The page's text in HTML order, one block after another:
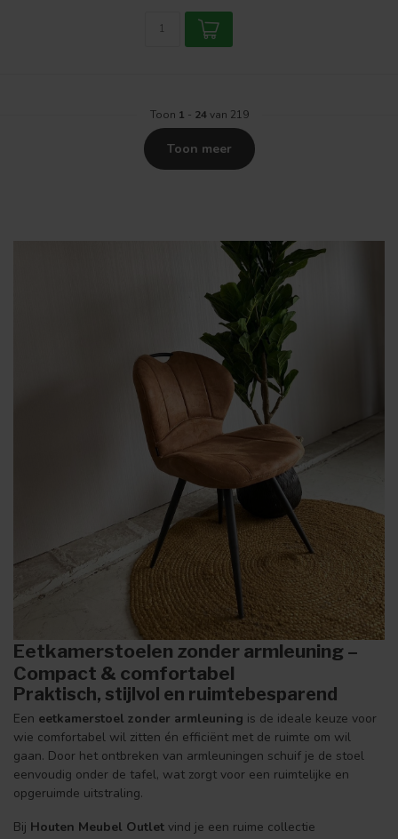
Toon 1 - 24van 219
Toon meer
Eetkamerstoelen zonder armleuning –
Compact & comfortabel
Praktisch, stijlvol en ruimtebesparend
Een eetkamerstoel zonder armleuning is de ideale keuze voor
wie comfortabel wil zitten én efficiënt met de ruimte om wil
gaan. Door het ontbreken van armleuningen schuif je de stoel
eenvoudig onder de tafel, wat zorgt voor een ruimtelijke en
opgeruimde uitstraling.
Bij Houten Meubel Outlet vind je een ruime collectie